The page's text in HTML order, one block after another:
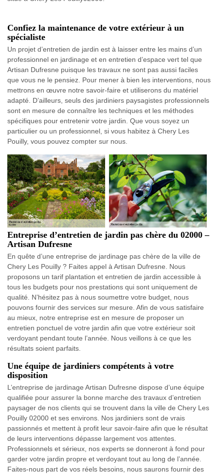
Confiez la maintenance de votre extérieur à un
spécialiste
Un projet d’entretien de jardin est à laisser entre les mains d’un
professionnel en jardinage et en entretien d’espace vert tel que
Artisan Dufresne puisque les travaux ne sont pas aussi faciles
que vous ne le pensiez. Pour mener à bien les interventions, nous
mettrons en œuvre notre savoir-faire et utiliserons du matériel
adapté. D’ailleurs, seuls des jardiniers paysagistes professionnels
sont en mesure de connaître les techniques et les méthodes
spécifiques pour entretenir votre jardin. Que vous soyez un
particulier ou un professionnel, si vous habitez à Chery Les
Pouilly, vous pouvez compter sur nous.
Entreprise d’entretien de jardin pas chère du 02000 –
Artisan Dufresne
En quête d’une entreprise de jardinage pas chère de la ville de
Chery Les Pouilly ? Faites appel à Artisan Dufresne. Nous
proposons un tarif plantation et entretien de jardin accessible à
tous les budgets pour nos prestations qui sont uniquement de
qualité. N’hésitez pas à nous soumettre votre budget, nous
pouvons fournir des services sur mesure. Afin de vous satisfaire
au mieux, notre entreprise est en mesure de proposer un
entretien ponctuel de votre jardin afin que votre extérieur soit
verdoyant pendant toute l’année. Nous veillons à ce que les
résultats soient parfaits.
Une équipe de jardiniers compétents à votre
disposition
L’entreprise de jardinage Artisan Dufresne dispose d’une équipe
qualifiée pour assurer la bonne marche des travaux d’entretien
paysager de nos clients qui se trouvent dans la ville de Chery Les
Pouilly 02000 et ses environs. Nos jardiniers sont de vrais
passionnés et mettent à profit leur savoir-faire afin que le résultat
de leurs interventions dépasse largement vos attentes.
Professionnels et sérieux, nos experts se donneront à fond pour
garder votre jardin propre et verdoyant tout au long de l’année.
Faites-nous part de vos réels besoins, nous saurons fournir des